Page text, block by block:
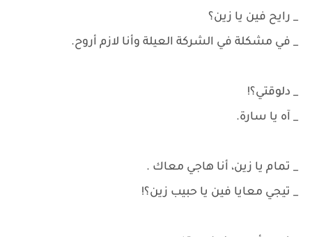
_ رايح فين يا زين؟
_ في مشكلة في الشركة العيلة وأنا لازم أروح.
_ دلوقتي؟!
_ آه يا سارة.
_ تمام يا زين، أنا هاجي معاك .
_ تيجي معايا فين يا حبيب زين؟!